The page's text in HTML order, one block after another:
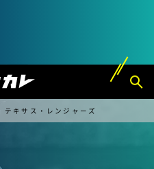
キサス・レンジャーズ